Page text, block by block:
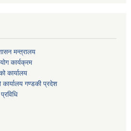
मन्त्रालय
कार्यक्रम
कार्यालय
कार्यालय गण्डकी प्रदेश